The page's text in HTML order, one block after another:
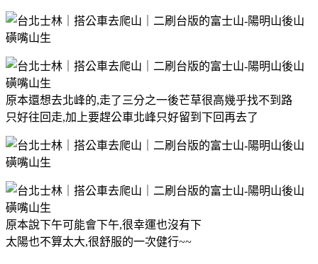
原本還想去北峰的,走了三分之一後芒草很高幾乎找不到路
只好往回走,加上要趕公車北峰只好留到下回再去了
原本說下午可能會下午,很幸運也沒有下
太陽也不算太大,很舒服的一次健行~~